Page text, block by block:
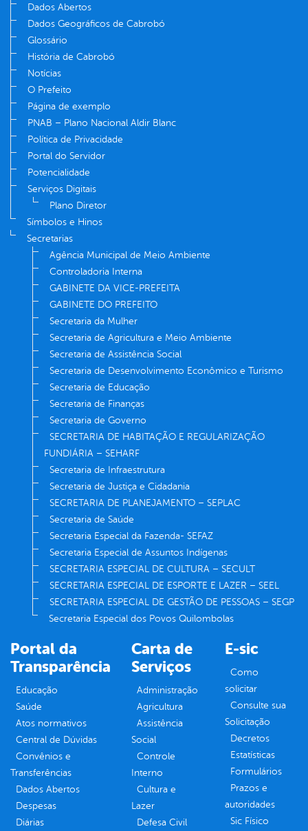
Dados Abertos
Dados Geográficos de Cabrobó
Glossário
História de Cabrobó
Notícias
O Prefeito
Página de exemplo
PNAB – Plano Nacional Aldir Blanc
Política de Privacidade
Portal do Servidor
Potencialidade
Serviços Digitais
Plano Diretor
Símbolos e Hinos
Secretarias
Agência Municipal de Meio Ambiente
Controladoria Interna
GABINETE DA VICE-PREFEITA
GABINETE DO PREFEITO
Secretaria da Mulher
Secretaria de Agricultura e Meio Ambiente
Secretaria de Assistência Social
Secretaria de Desenvolvimento Econômico e Turismo
Secretaria de Educação
Secretaria de Finanças
Secretaria de Governo
SECRETARIA DE HABITAÇÃO E REGULARIZAÇÃO
FUNDIÁRIA – SEHARF
Secretaria de Infraestrutura
Secretaria de Justiça e Cidadania
SECRETARIA DE PLANEJAMENTO – SEPLAC
Secretaria de Saúde
Secretaria Especial da Fazenda- SEFAZ
Secretaria Especial de Assuntos Indígenas
SECRETARIA ESPECIAL DE CULTURA – SECULT
SECRETARIA ESPECIAL DE ESPORTE E LAZER – SEEL
SECRETARIA ESPECIAL DE GESTÃO DE PESSOAS – SEGP
Secretaria Especial dos Povos Quilombolas
Portal da
Transparência
Educação
Saúde
Atos normativos
Central de Dúvidas
Convênios e
Transferências
Dados Abertos
Despesas
Diárias
Carta de
Serviços
Administração
Agricultura
Assistência
Social
Controle
Interno
Cultura e
Lazer
Defesa Civil
E-sic
Como
solicitar
Consulte sua
Solicitação
Decretos
Estatísticas
Formulários
Prazos e
autoridades
Sic Físico